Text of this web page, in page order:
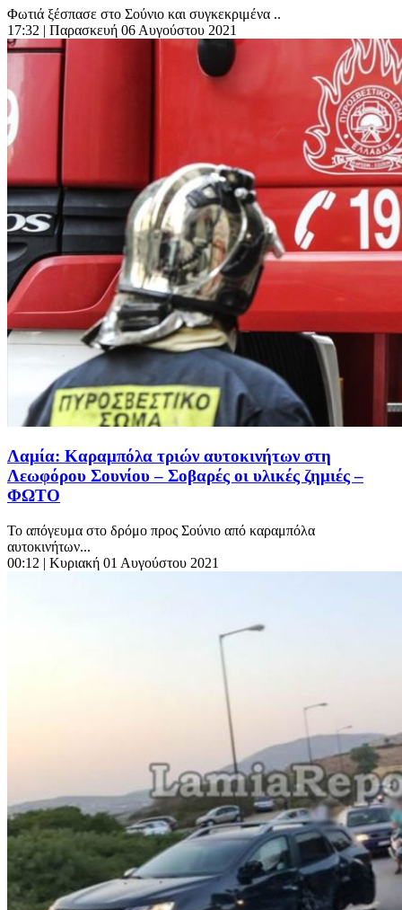
Φωτιά ξέσπασε στο Σούνιο και συγκεκριμένα ..
17:32 | Παρασκευή 06 Αυγούστου 2021
Λαμία: Καραμπόλα τριών αυτοκινήτων στη
Λεωφόρου Σουνίου – Σοβαρές οι υλικές ζημιές –
ΦΩΤΟ
Το απόγευμα στο δρόμο προς Σούνιο από καραμπόλα
αυτοκινήτων...
00:12 | Κυριακή 01 Αυγούστου 2021